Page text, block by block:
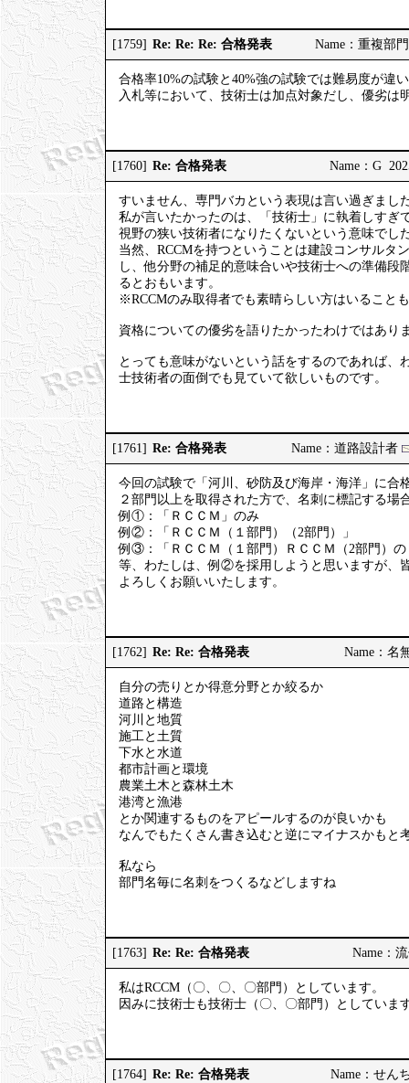
[1759] Re: Re: Re: 合格発表 Name：重複部
合格率10%の試験と40%強の試験では難易度が違
入札等において、技術士は加点対象だし、優劣は
[1760] Re: 合格発表 Name：G
すいません、専門バカという表現は言い過ぎまし
私が言いたかったのは、「技術士」に執着しすぎ
視野の狭い技術者になりたくないという意味でし
当然、RCCMを持つということは建設コンサルタ
し、他分野の補足的意味合いや技術士への準備
るとおもいます。
※RCCMのみ取得者でも素晴らしい方はいること
資格についての優劣を語りたかったわけではあり
とっても意味がないという話をするのであれば
士技術者の面倒でも見ていて欲しいものです。
[1761] Re: 合格発表 Name：道路設計者
今回の試験で「河川、砂防及び海岸・海洋」に合
２部門以上を取得された方で、名刺に標記する場
例①：「ＲＣＣＭ」のみ
例②：「ＲＣＣＭ（１部門）（2部門）」
例③：「ＲＣＣＭ（１部門）ＲＣＣＭ（2部門）の
等、わたしは、例②を採用しようと思いますが、
よろしくお願いいたします。
[1762] Re: Re: 合格発表 Name：名
自分の売りとか得意分野とか絞るか
道路と構造
河川と地質
施工と土質
下水と水道
都市計画と環境
農業土木と森林土木
港湾と漁港
とか関連するものをアピールするのが良いかも
なんでもたくさん書き込むと逆にマイナスかも
私なら
部門名毎に名刺をつくるなどしますね
[1763] Re: Re: 合格発表 Name：
私はRCCM（〇、〇、〇部門）としています。
因みに技術士も技術士（〇、〇部門）としていま
[1764] Re: Re: 合格発表 Name：せん